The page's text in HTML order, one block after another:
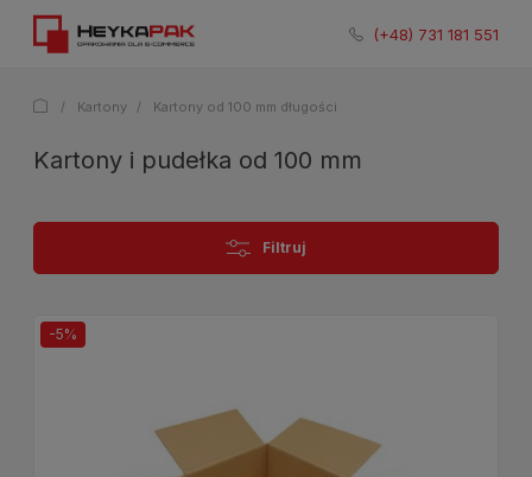
731 181 551
/ Kartony / Kartony od 100 mm długości
Kartony i pudełka od 100 mm
Filtruj
-5%